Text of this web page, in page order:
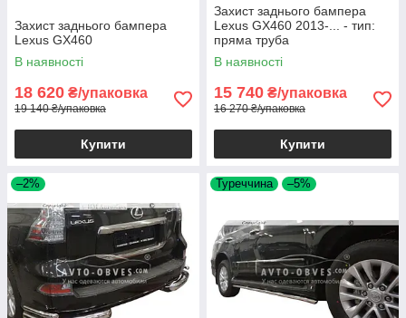
Захист заднього бампера
Lexus GX460
В наявності
18 620 ₴/упаковка
19 140 ₴/упаковка
Купити
Захист заднього бампера
Lexus GX460 2013-... - тип:
пряма труба
В наявності
15 740 ₴/упаковка
16 270 ₴/упаковка
Купити
–2% Туреччина –5%